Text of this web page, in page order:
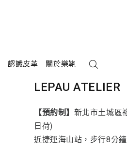
認識皮革 關於樂鞄
LEPAU ATELIER
【預約制】 新北市土城區
日荷)
近捷運海山站，步行8分鐘